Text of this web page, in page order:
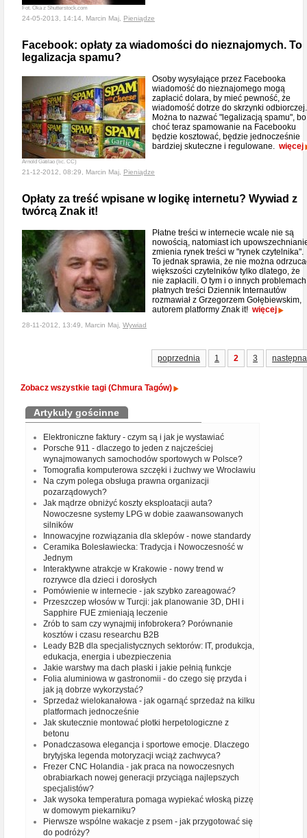
Fot. Oka z Shutterstock.com
24-05-2013, 14:14, Marcin Maj, Pieniądze
Facebook: opłaty za wiadomości do nieznajomych. To
legalizacja spamu?
Arnold Gatilao (lic. CC)
Osoby wysyłające przez Facebooka
wiadomość do nieznajomego mogą
zapłacić dolara, by mieć pewność, że
wiadomość dotrze do skrzynki odbiorczej.
Można to nazwać "legalizacją spamu", bo
choć teraz spamowanie na Facebooku
będzie kosztować, będzie jednocześnie
bardziej skuteczne i regulowane. więcej
21-12-2012, 08:29, Marcin Maj, Pieniądze
Opłaty za treść wpisane w logikę internetu? Wywiad z
twórcą Znak it!
Płatne treści w internecie wcale nie są
nowością, natomiast ich
zmienia rynek treści w "rynek czytelnika".
To jednak sprawia, że nie można
większości czytelników tylko dlatego, że
nie zapłacili. O tym i o innych problemach
płatnych treści Dziennik Internautów
rozmawiał z Grzegorzem Gołębiewskim,
autorem platformy Znak it! więcej
28-11-2012, 13:49, Marcin Maj, Wywiad
poprzednia 1 2 3 następna
Zobacz wszystkie tagi (Chmura Tagów)
Artykuły gościnne
Elektroniczne faktury - czym są i jak je wystawiać
Porsche 911 - dlaczego to jeden z najcześciej
wynajmowanych samochodów sportowych w Polsce?
Tomografia komputerowa szczęki i żuchwy we Wrocławiu
Na czym polega obsługa prawna organizacji
pozarządowych?
Jak mądrze obniżyć koszty eksploatacji auta?
Nowoczesne systemy LPG w dobie zaawansowanych
silników
Innowacyjne rozwiązania dla sklepów - nowe standardy
Ceramika Bolesławiecka: Tradycja i Nowoczesność w
Jednym
Interaktywne atrakcje w Krakowie - nowy trend w
rozrywce dla dzieci i dorosłych
Pomówienie w internecie - jak szybko zareagować?
Przeszczep włosów w Turcji: jak planowanie 3D, DHI i
Sapphire FUE zmieniają leczenie
Zrób to sam czy wynajmij infobrokera? Porównanie
kosztów i czasu researchu B2B
Leady B2B dla specjalistycznych sektorów: IT, produkcja,
edukacja, energia i ubezpieczenia
Jakie warstwy ma dach płaski i jakie pełnią funkcje
Folia aluminiowa w gastronomii - do czego się przyda i
jak ją dobrze wykorzystać?
Sprzedaż wielokanałowa - jak ogarnąć sprzedaż na kilku
platformach jednocześnie
Jak skutecznie montować płotki herpetologiczne z
betonu
Ponadczasowa elegancja i sportowe emocje. Dlaczego
brytyjska legenda motoryzacji wciąż zachwyca?
Frezer CNC Holandia - jak praca na nowoczesnych
obrabiarkach nowej generacji przyciąga najlepszych
specjalistów?
Jak wysoka temperatura pomaga wypiekać włoską pizzę
w domowym piekarniku?
Pierwsze wspólne wakacje z psem - jak przygotować się
do podróży?